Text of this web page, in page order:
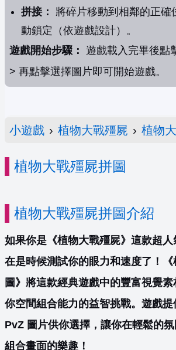
拼接：
將碎片移動到相鄰的正確
動鎖定（依遊戲設計）。
遊戲開始步驟： 遊戲載入完畢後點
> 再點擊選擇圖片即可開始遊戲。
小遊戲 › 植物大戰殭屍 › 植物
植物大戰殭屍拼圖
植物大戰殭屍拼圖介紹
如果你是《植物大戰殭屍》這款超
在是時候測試你的眼力和速度了！
圖》將這款經典遊戲中的豐富視覺
你空間組合能力的益智挑戰。遊戲
PvZ 圖片供你選擇，讓你在輕鬆的
組合畫面的樂趣！